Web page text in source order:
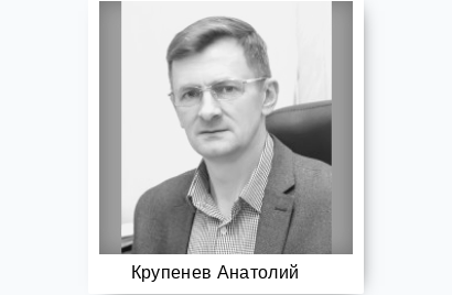
Крупенев Анатолий